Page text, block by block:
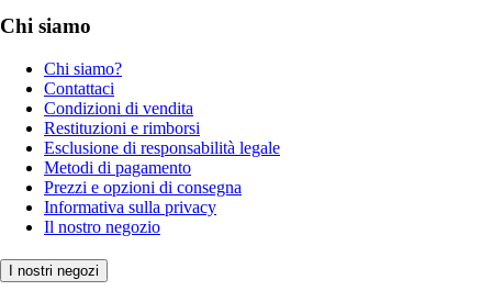
Chi siamo
Chi siamo?
Contattaci
Condizioni di vendita
Restituzioni e rimborsi
Esclusione di responsabilità legale
Metodi di pagamento
Prezzi e opzioni di consegna
Informativa sulla privacy
Il nostro negozio
I nostri negozi